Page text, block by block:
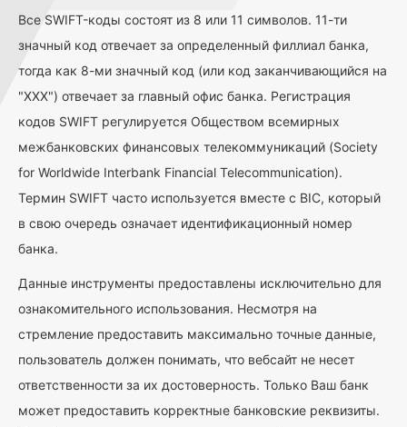
Все SWIFT-коды состоят из 8 или 11 символов. 11-ти
значный код отвечает за определенный филлиал банка,
тогда как 8-ми значный код (или код заканчивающийся на
"ХХХ") отвечает за главный офис банка. Регистрация
кодов SWIFT регулируется Обществом всемирных
межбанковских финансовых телекоммуникаций (Society
for Worldwide Interbank Financial Telecommunication).
Термин SWIFT часто используется вместе с BIC, который
в свою очередь означает идентификационный номер
банка.
Данные инструменты предоставлены исключительно для
ознакомительного использования. Несмотря на
стремление предоставить максимально точные данные,
пользователь должен понимать, что вебсайт не несет
ответственности за их достоверность. Только Ваш банк
может предоставить корректные банковские реквизиты.